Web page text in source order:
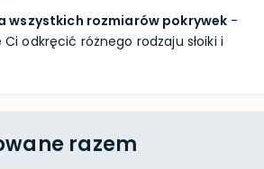
wszystkich rozmiarów pokrywek -
odkręcić różnego rodzaju słoiki i
razem